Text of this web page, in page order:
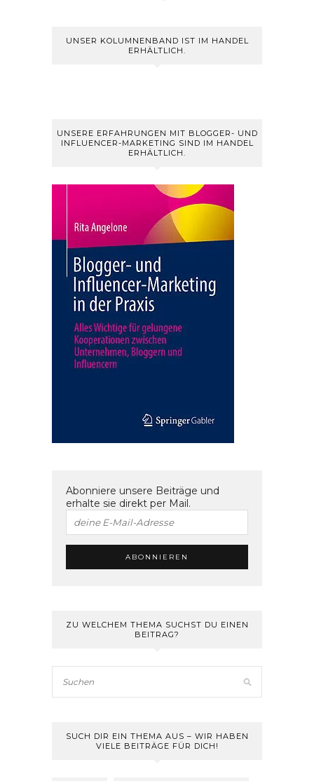
UNSER KOLUMNENBAND IST IM HANDEL
ERHÄLTLICH.
UNSERE ERFAHRUNGEN MIT BLOGGER- UND
INFLUENCER-MARKETING SIND IM HANDEL
ERHÄLTLICH.
Abonniere unsere Beiträge und
erhalte sie direkt per Mail.
ZU WELCHEM THEMA SUCHST DU EINEN
BEITRAG?
SUCH DIR EIN THEMA AUS – WIR HABEN
VIELE BEITRÄGE FÜR DICH!